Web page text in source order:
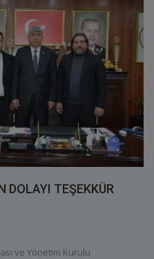
DOLAYI TEŞEKKÜR
ve Yönetim Kurulu